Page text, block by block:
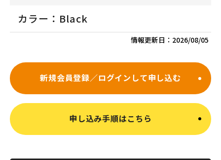
カラー：Black
情報更新日： 2026/08/05
新規会員登録／ログインして申し込む
申し込み手順はこちら